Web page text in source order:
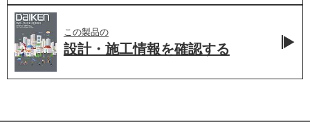
この製品の
設計・施工情報を確認する